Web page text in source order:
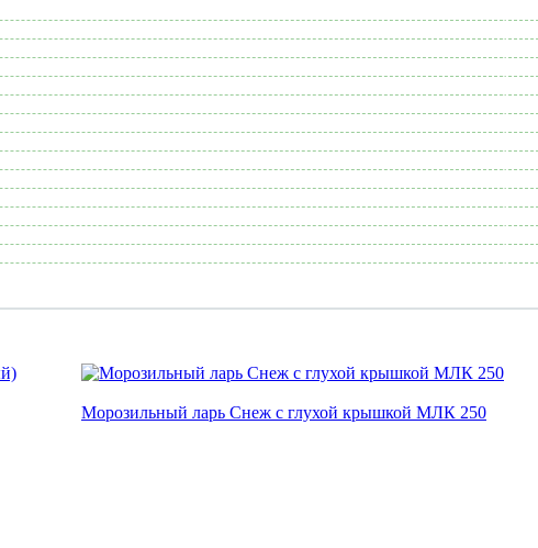
Морозильный ларь Снеж с глухой крышкой МЛК 250